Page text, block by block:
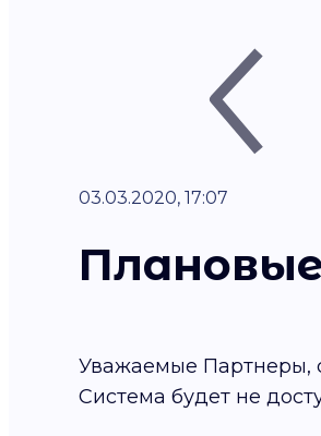
03.03.2020, 17:07
Уважаемые Партнеры,
Система будет не